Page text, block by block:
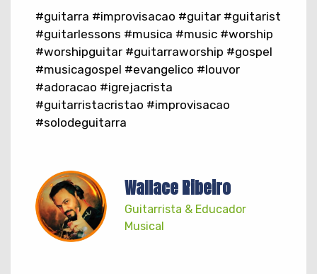
#guitarra #improvisacao #guitar #guitarist
#guitarlessons #musica #music #worship
#worshipguitar #guitarraworship #gospel
#musicagospel #evangelico #louvor
#adoracao #igrejacrista
#guitarristacristao #improvisacao
#solodeguitarra
Wallace Ribeiro
Guitarrista & Educador
Musical